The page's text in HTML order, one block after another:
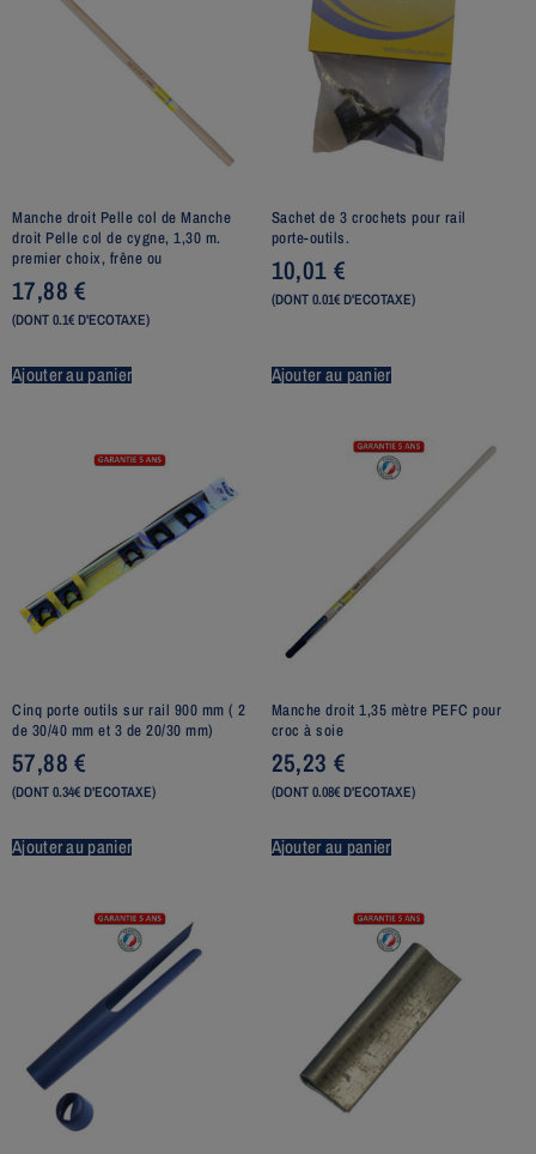
Manche droit Pelle col de Manche
droit Pelle col de cygne, 1,30 m.
premier choix, frêne ou
17,88€
(DONT 0.1€ D'ECOTAXE)
Ajouter au panier
Sachet de 3 crochets pour rail
porte-outils.
10,01 €
(DONT 0.01€ D'ECOTAXE)
Ajouter au panier
Cinq porte outils sur rail 900 mm ( 2
de 30/40 mm et 3 de 20/30 mm)
57,88€
(DONT 0.34€ D'ECOTAXE)
Ajouter au panier
Manche droit 1,35 mètre PEFC pour
croc à soie
25,23 €
(DONT 0.08€ D'ECOTAXE)
Ajouter au panier